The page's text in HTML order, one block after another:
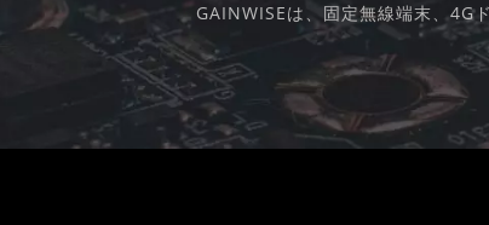
GAINWISEは、固定無線端末、4G